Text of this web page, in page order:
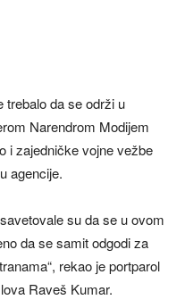
trebalo da se održi u
Narendrom Modijem
i zajedničke vojne vežbe
agencije.
su da se u ovom
da se samit odgodi za
rekao je portparol
Raveš Kumar.